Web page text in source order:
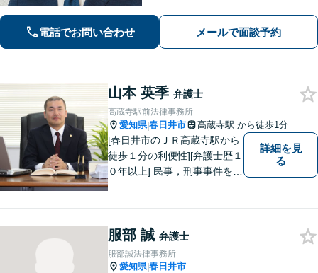
日・夜間面談可】【電話・ビデオ面談
電話でお問い合わせ メールで面談予約
山本 英季 弁護士
高蔵寺駅前法律事務所
愛知県|春日井市 高蔵寺駅 から徒歩1分
[春日井市のＪＲ高蔵寺駅から
徒歩１分の利便性][弁護士歴１
０年以上] 民事，刑事事件を問
善の解決となることを目指し
ます。 一お困り事がございま
したらお気軽にご相談下さ
詳細を見
る
服部 誠 弁護士
服部誠法律事務所
愛知県|春日井市